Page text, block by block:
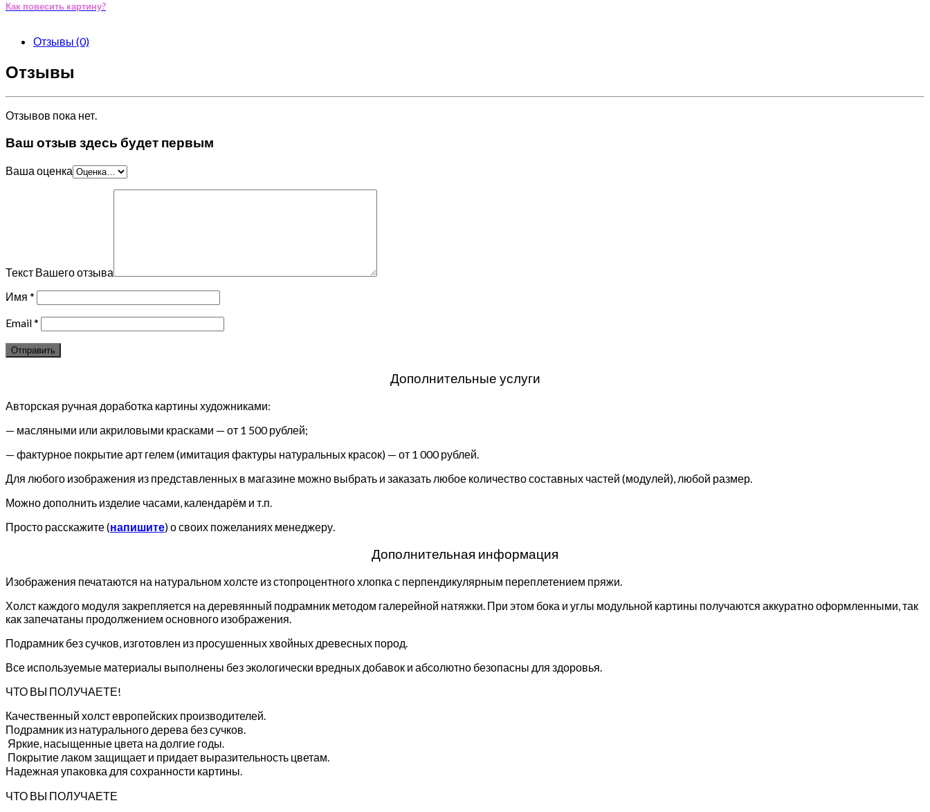
Как повесить картину?
Отзывы (0)
Отзывы
Отзывов пока нет.
Ваш отзыв здесь будет первым
Ваша оценка
Текст Вашего отзыва
Имя *
Email*
Дополнительные услуги
Авторская ручная доработка картины художниками:
— масляными или акриловыми красками — от 1 500 рублей;
— фактурное покрытие арт гелем (имитация фактуры натуральных красок) — от 1 000 рублей.
Для любого изображения из представленных в магазине можно выбрать и заказать любое количество составных частей (модулей), любой размер.
Можно дополнить изделие часами, календарём и т.п.
Просто расскажите (напишите) о своих пожеланиях менеджеру.
Дополнительная информация
Изображения печатаются на натуральном холсте из стопроцентного хлопка с перпендикулярным переплетением пряжи.
Холст каждого модуля закрепляется на деревянный подрамник методом галерейной натяжки. При этом бока и углы модульной картины получаются аккуратно оформленными, так
как запечатаны продолжением основного изображения.
Подрамник без сучков, изготовлен из просушенных хвойных древесных пород.
Все используемые материалы выполнены без экологически вредных добавок и абсолютно безопасны для здоровья.
ЧТО ВЫ ПОЛУЧАЕТЕ!
Качественный холст европейских производителей.
Подрамник из натурального дерева без сучков.
Яркие, насыщенные цвета на долгие годы.
Покрытие лаком защищает и придает выразительность цветам.
Надежная упаковка для сохранности картины.
ЧТО ВЫ ПОЛУЧАЕТЕ